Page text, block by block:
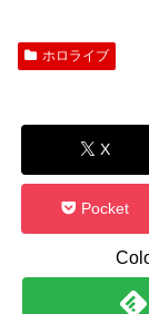
ホロライブ
X
Pocket